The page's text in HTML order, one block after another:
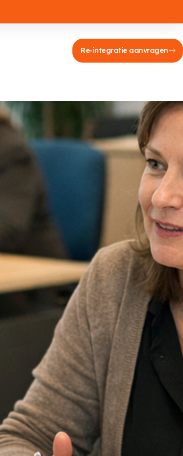
Re-integratie aanvragen